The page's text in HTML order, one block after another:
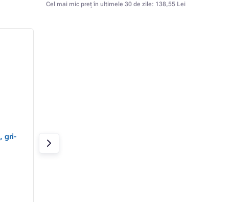
Cel mai mic preț în ultimele 30 de zile: 138,55 Lei
gri-
STRETCH, bărbați, gri-
negru, mărime